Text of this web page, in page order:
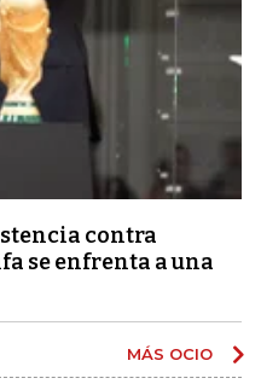
contra
se enfrenta a una
MÁS OCIO